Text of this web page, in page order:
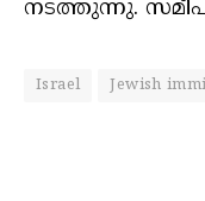
നടത്തുന്നു.
Israel Jewish